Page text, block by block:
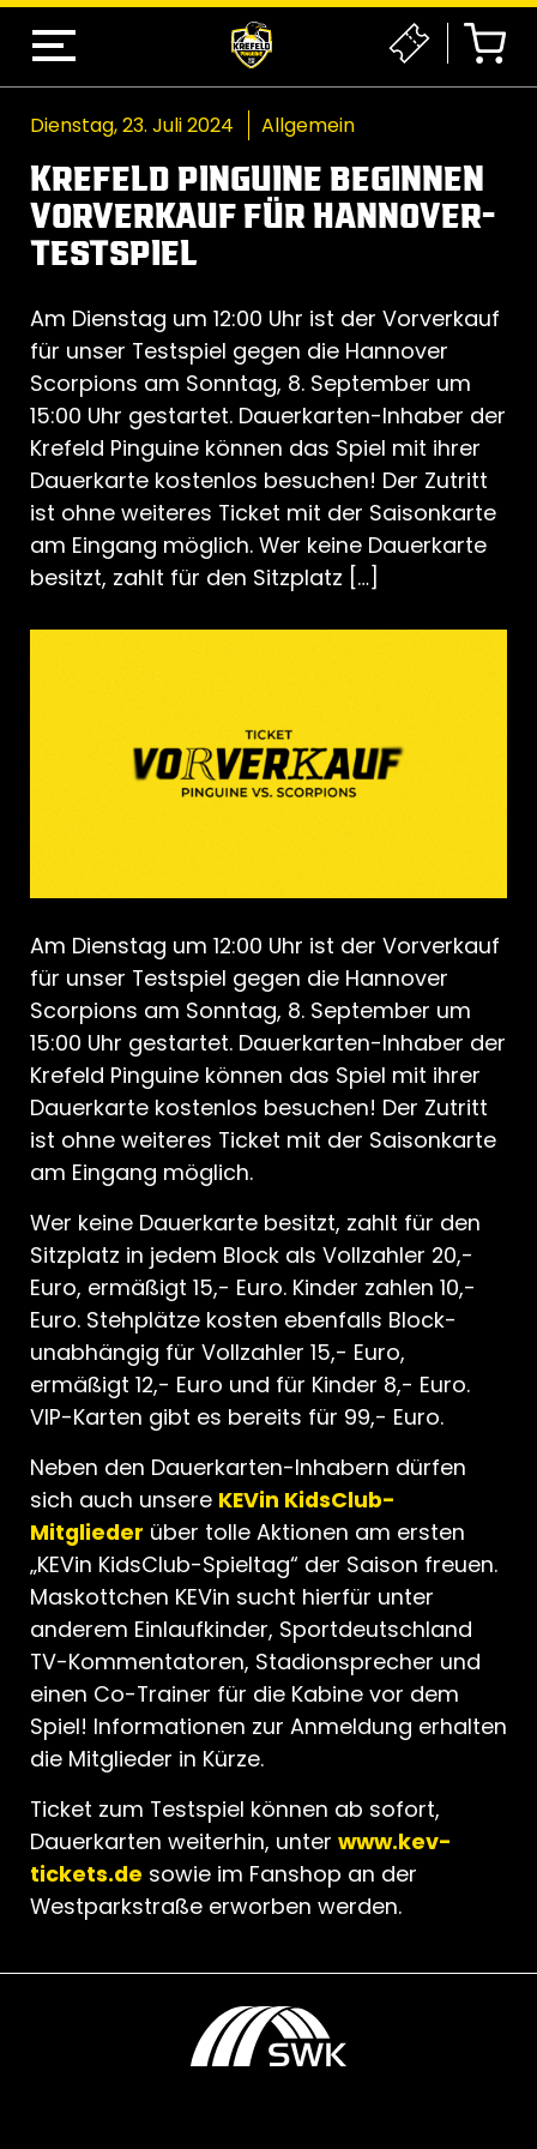
Dienstag, 23. Juli 2024 Allgemein
KREFELD PINGUINE BEGINNEN
VORVERKAUF FÜR HANNOVER-
TESTSPIEL
Am Dienstag um 12:00 Uhr ist der Vorverkauf
für unser Testspiel gegen die Hannover
Scorpions am Sonntag, 8. September um
15:00 Uhr gestartet. Dauerkarten-Inhaber der
Krefeld Pinguine können das Spiel mit ihrer
Dauerkarte kostenlos besuchen! Der Zutritt
ist ohne weiteres Ticket mit der Saisonkarte
am Eingang möglich. Wer keine Dauerkarte
besitzt, zahlt für den Sitzplatz […]
Am Dienstag um 12:00 Uhr ist der Vorverkauf
für unser Testspiel gegen die Hannover
Scorpions am Sonntag, 8. September um
15:00 Uhr gestartet. Dauerkarten-Inhaber der
Krefeld Pinguine können das Spiel mit ihrer
Dauerkarte kostenlos besuchen! Der Zutritt
ist ohne weiteres Ticket mit der Saisonkarte
am Eingang möglich.
Wer keine Dauerkarte besitzt, zahlt für den
Sitzplatz in jedem Block als Vollzahler 20,-
Euro, ermäßigt 15,- Euro. Kinder zahlen 10,-
Euro. Stehplätze kosten ebenfalls Block-
unabhängig für Vollzahler 15,- Euro,
ermäßigt 12,- Euro und für Kinder 8,- Euro.
VIP-Karten gibt es bereits für 99,- Euro.
Neben den Dauerkarten-Inhabern dürfen
sich auch unsere KEVin KidsClub-
Mitglieder über tolle Aktionen am ersten
„KEVin KidsClub-Spieltag“ der Saison freuen.
Maskottchen KEVin sucht hierfür unter
anderem Einlaufkinder, Sportdeutschland
TV-Kommentatoren, Stadionsprecher und
einen Co-Trainer für die Kabine vor dem
Spiel! Informationen zur Anmeldung erhalten
die Mitglieder in Kürze.
Ticket zum Testspiel können ab sofort,
Dauerkarten weiterhin, unter www.kev-
tickets.de sowie im Fanshop an der
Westparkstraße erworben werden.